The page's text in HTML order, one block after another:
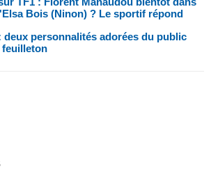
Bois (Ninon) ? Le sportif répond
deux personnalités adorées du public
feuilleton